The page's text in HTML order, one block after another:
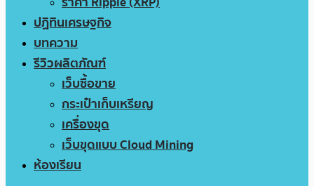
ปฏิทินเศรษฐกิจ
บทความ
รีวิวผลิตภัณฑ์
เว็บซื้อขาย
กระเป๋าเก็บเหรียญ
เครื่องขุด
เว็บขุดแบบ Cloud Mining
ห้องเรียน